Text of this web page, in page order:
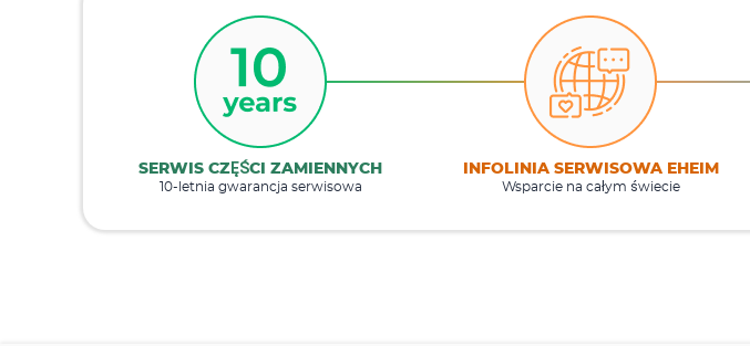
SERWIS CZĘŚCI ZAMIENNYCH
10-letnia gwarancja serwisowa
INFOLINIA SERWISOWA EHEIM
Wsparcie na całym świecie